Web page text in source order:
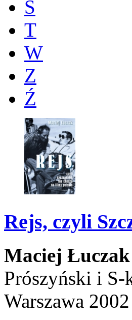
Ś
T
W
Z
Ź
Rejs, czyli
Maciej Łuczak
Prószyński i S-
Warszawa 2002